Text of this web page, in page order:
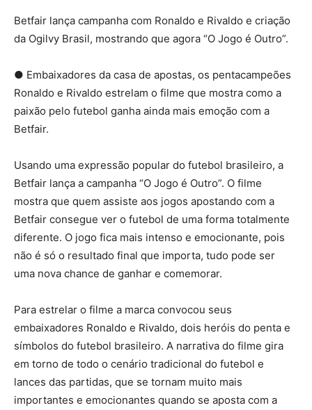
Betfair lança campanha com Ronaldo e Rivaldo e criação
da Ogilvy Brasil, mostrando que agora “O Jogo é Outro”.
● Embaixadores da casa de apostas, os pentacampeões
Ronaldo e Rivaldo estrelam o filme que mostra como a
paixão pelo futebol ganha ainda mais emoção com a
Betfair.
Usando uma expressão popular do futebol brasileiro, a
Betfair lança a campanha “O Jogo é Outro”. O filme
mostra que quem assiste aos jogos apostando com a
Betfair consegue ver o futebol de uma forma totalmente
diferente. O jogo fica mais intenso e emocionante, pois
não é só o resultado final que importa, tudo pode ser
uma nova chance de ganhar e comemorar.
Para estrelar o filme a marca convocou seus
embaixadores Ronaldo e Rivaldo, dois heróis do penta e
símbolos do futebol brasileiro. A narrativa do filme gira
em torno de todo o cenário tradicional do futebol e
lances das partidas, que se tornam muito mais
importantes e emocionantes quando se aposta com a